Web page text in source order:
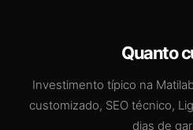
Quanto
Investimento típico na
customizado, SEO técnico,
dias de